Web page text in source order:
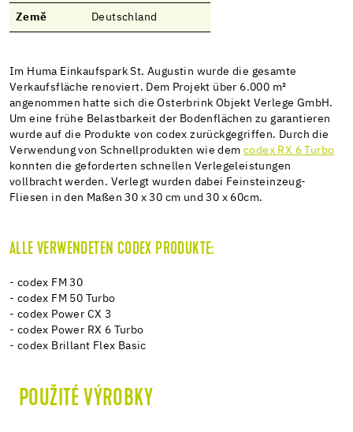
Země Deutschland
Im Huma Einkaufspark St. Augustin wurde die gesamte
Verkaufsfläche renoviert. Dem Projekt über 6.000 m²
angenommen hatte sich die Osterbrink Objekt Verlege GmbH.
Um eine frühe Belastbarkeit der Bodenflächen zu garantieren
wurde auf die Produkte von codex zurückgegriffen. Durch die
Verwendung von Schnellprodukten wie dem codex RX 6 Turbo
konnten die geforderten schnellen Verlegeleistungen
vollbracht werden. Verlegt wurden dabei Feinsteinzeug-
Fliesen in den Maßen 30 x 30 cm und 30 x 60cm.
ALLE VERWENDETEN CODEX PRODUKTE:
- codex FM 30
- codex FM 50 Turbo
- codex Power CX 3
- codex Power RX 6 Turbo
- codex Brillant Flex Basic
POUŽITÉ VÝROBKY